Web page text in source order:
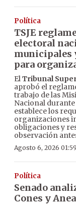
Política
TSJE
electoral
municipales
para
ElTribunal
aprobó el
trabajo de las
Nacional durante
establece los
organizaciones
obligaciones y
observación
Agosto 6, 2026
Política
Senado
Cones y